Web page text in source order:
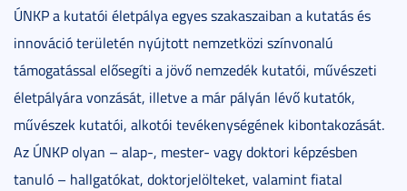
ÚNKP a kutatói életpálya egyes szakaszaiban a kutatás és
innováció területén nyújtott nemzetközi színvonalú
támogatással elősegíti a jövő nemzedék kutatói, művészeti
életpályára vonzását, illetve a már pályán lévő kutatók,
művészek kutatói, alkotói tevékenységének kibontakozását.
Az ÚNKP olyan – alap-, mester- vagy doktori képzésben
tanuló – hallgatókat, doktorjelölteket, valamint fiatal